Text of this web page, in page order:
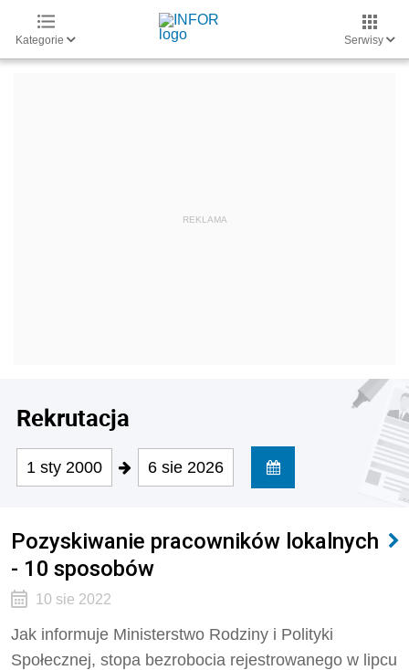
Kategorie Serwisy
Rekrutacja
1 sty 2000 6 sie 2026
Pozyskiwanie pracowników lokalnych
- 10 sposobów
10 sie 2022
Jak informuje Ministerstwo Rodziny i Polityki
Społecznej, stopa bezrobocia rejestrowanego w lipcu